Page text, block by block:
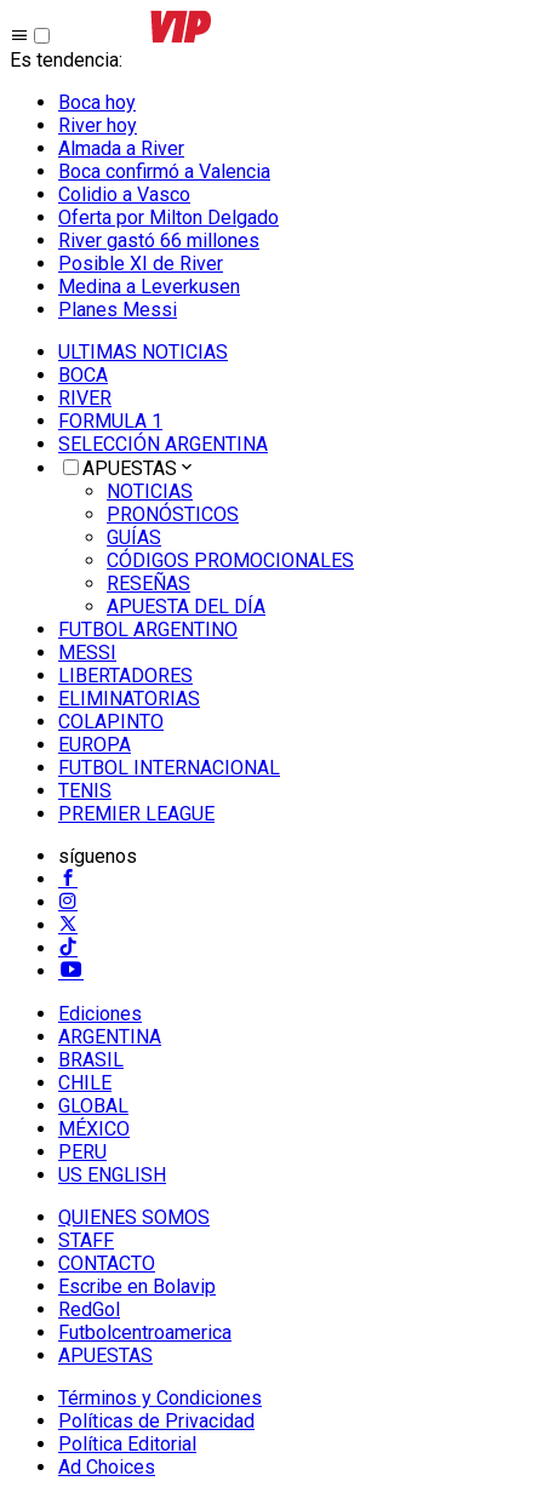
Es tendencia:
Boca hoy
River hoy
Almada a River
Boca confirmó a Valencia
Colidio a Vasco
Oferta por Milton Delgado
River gastó 66 millones
Posible XI de River
Medina a Leverkusen
Planes Messi
ULTIMAS NOTICIAS
BOCA
RIVER
FORMULA 1
SELECCIÓN ARGENTINA
APUESTAS
NOTICIAS
PRONÓSTICOS
GUÍAS
CÓDIGOS PROMOCIONALES
RESEÑAS
APUESTA DEL DÍA
FUTBOL ARGENTINO
MESSI
LIBERTADORES
ELIMINATORIAS
COLAPINTO
EUROPA
FUTBOL INTERNACIONAL
TENIS
PREMIER LEAGUE
síguenos
Ediciones
ARGENTINA
BRASIL
CHILE
GLOBAL
MÉXICO
PERU
US ENGLISH
QUIENES SOMOS
STAFF
CONTACTO
Escribe en Bolavip
RedGol
Futbolcentroamerica
APUESTAS
Términos y Condiciones
Políticas de Privacidad
Política Editorial
Ad Choices